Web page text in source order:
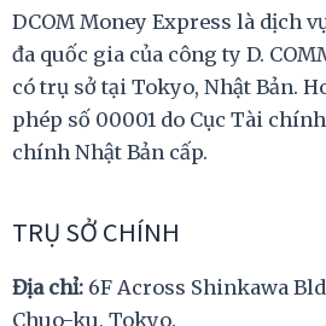
DCOM Money Express là dịch
đa quốc gia của công ty D.
có trụ sở tại Tokyo, Nhật Bản.
phép số 00001 do Cục Tài
chính Nhật Bản cấp.
TRỤ SỞ CHÍNH
Địa chỉ: 6F Across Shinkawa
Chuo-ku, Tokyo.